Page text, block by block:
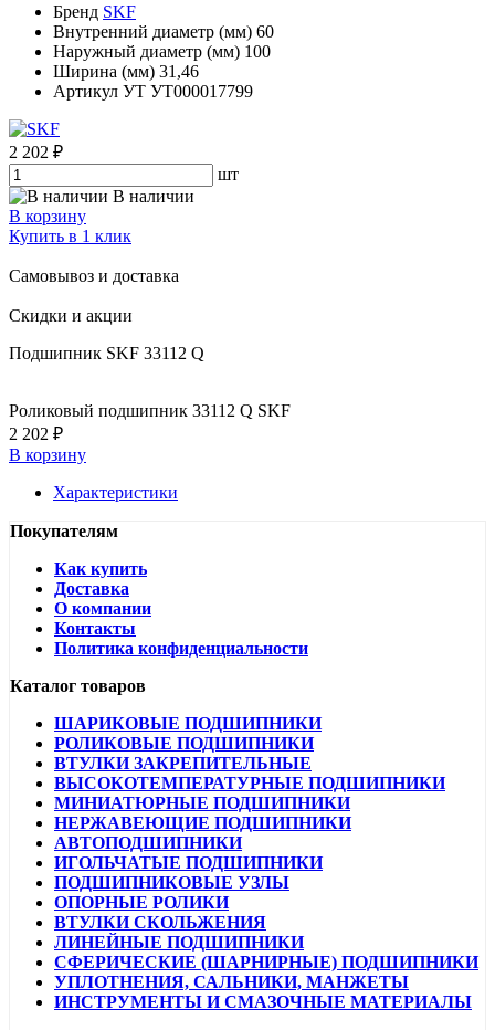
Бренд SKF
Внутренний диаметр (мм) 60
Наружный диаметр (мм) 100
Ширина (мм) 31,46
Артикул УТ УТ000017799
2 202 ₽
шт
В наличии
В корзину
Купить в 1 клик
Самовывоз и доставка
Скидки и акции
Подшипник SKF 33112 Q
Роликовый подшипник 33112 Q SKF
2 202 ₽
В корзину
Характеристики
Покупателям
Как купить
Доставка
О компании
Контакты
Политика конфиденциальности
Каталог товаров
ШАРИКОВЫЕ ПОДШИПНИКИ
РОЛИКОВЫЕ ПОДШИПНИКИ
ВТУЛКИ ЗАКРЕПИТЕЛЬНЫЕ
ВЫСОКОТЕМПЕРАТУРНЫЕ ПОДШИПНИКИ
МИНИАТЮРНЫЕ ПОДШИПНИКИ
НЕРЖАВЕЮЩИЕ ПОДШИПНИКИ
АВТОПОДШИПНИКИ
ИГОЛЬЧАТЫЕ ПОДШИПНИКИ
ПОДШИПНИКОВЫЕ УЗЛЫ
ОПОРНЫЕ РОЛИКИ
ВТУЛКИ СКОЛЬЖЕНИЯ
ЛИНЕЙНЫЕ ПОДШИПНИКИ
СФЕРИЧЕСКИЕ (ШАРНИРНЫЕ) ПОДШИПНИКИ
УПЛОТНЕНИЯ, САЛЬНИКИ, МАНЖЕТЫ
ИНСТРУМЕНТЫ И СМАЗОЧНЫЕ МАТЕРИАЛЫ